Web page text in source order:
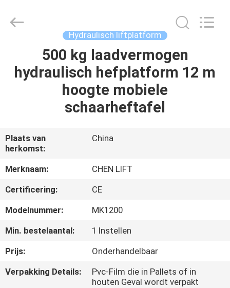
PRODUCTEN
ONS
FABRIEKSTOCHT
KWALITEITSCONTROLE
NEEM
CONTACT
MET
LTD.
Hydraulisch liftplatform
500 kg laadvermogen
hydraulisch hefplatform 12 m
hoogte mobiele
schaarheftafel
Plaats van
herkomst:
China
Merknaam:
CHEN LIFT
Certificering:
CE
Modelnummer:
MK1200
Min. bestelaantal:
1 Instellen
Prijs:
Onderhandelbaar
Verpakking Details:
Pvc-Film die in Pallets of in
houten Geval wordt verpakt